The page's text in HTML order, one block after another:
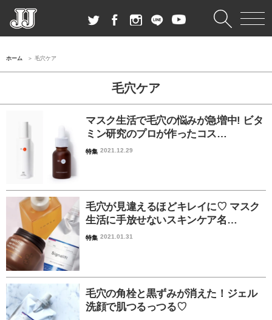
ホーム 毛穴ケア
毛穴ケア
マスク生活で毛穴の悩みが急増中! ビタ
ミン研究のプロが作ったコス…
特集 2021.12.29
毛穴が見違えるほどキレイに♡ マスク
生活に手放せないスキンケア名…
特集 2021.01.31
毛穴の角栓と黒ずみが消えた！ジェル
洗顔で肌つるっつる♡